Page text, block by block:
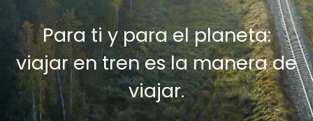
Para ti y para el planeta:
viajar en tren es la manera de
viajar.